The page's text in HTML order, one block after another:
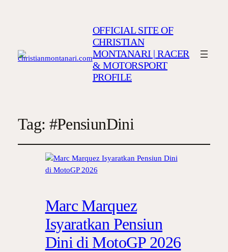
OFFICIAL SITE OF
CHRISTIAN
MONTANARI | RACER
& MOTORSPORT
PROFILE
Tag: #PensiunDini
Marc Marquez
Isyaratkan Pensiun
Dini di MotoGP 2026